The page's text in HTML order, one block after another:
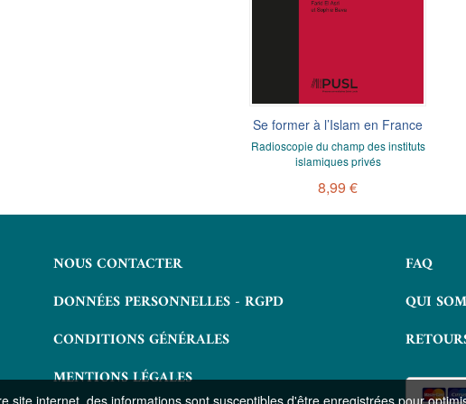
Se former à l’Islam en France
Radioscopie du champ des instituts
islamiques privés
8,99 €
NOUS CONTACTER
DONNÉES PERSONNELLES - RGPD
CONDITIONS GÉNÉRALES
MENTIONS LÉGALES
FAQ
QUI